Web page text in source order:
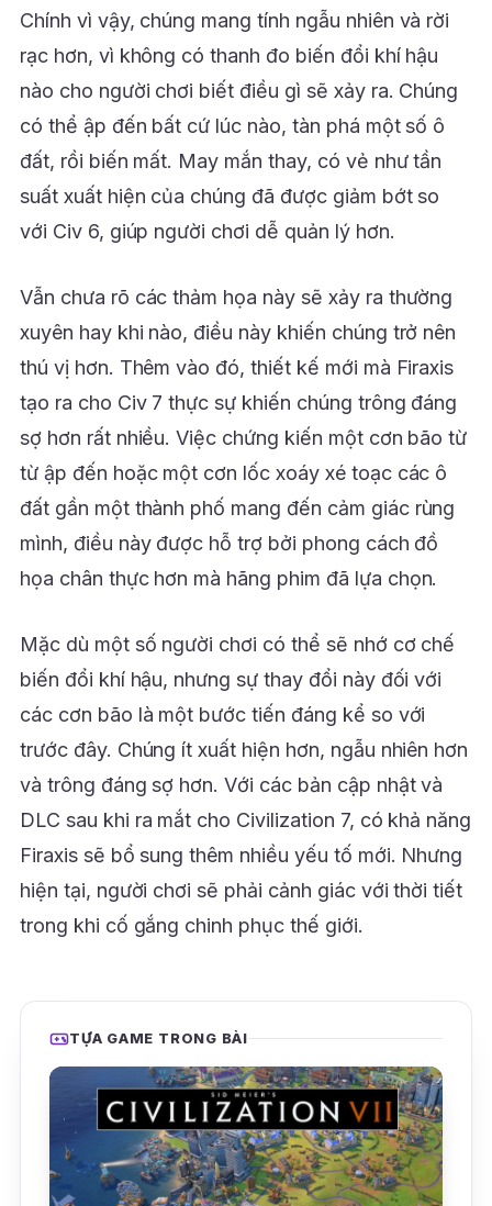
Chính vì vậy, chúng mang tính ngẫu nhiên và rời
rạc hơn, vì không có thanh đo biến đổi khí hậu
nào cho người chơi biết điều gì sẽ xảy ra. Chúng
có thể ập đến bất cứ lúc nào, tàn phá một số ô
đất, rồi biến mất. May mắn thay, có vẻ như tần
suất xuất hiện của chúng đã được giảm bớt so
với Civ 6, giúp người chơi dễ quản lý hơn.
Vẫn chưa rõ các thảm họa này sẽ xảy ra thường
xuyên hay khi nào, điều này khiến chúng trở nên
thú vị hơn. Thêm vào đó, thiết kế mới mà Firaxis
tạo ra cho Civ 7 thực sự khiến chúng trông đáng
sợ hơn rất nhiều. Việc chứng kiến ​​một cơn bão từ
từ ập đến hoặc một cơn lốc xoáy xé toạc các ô
đất gần một thành phố mang đến cảm giác rùng
mình, điều này được hỗ trợ bởi phong cách đồ
họa chân thực hơn mà hãng phim đã lựa chọn.
Mặc dù một số người chơi có thể sẽ nhớ cơ chế
biến đổi khí hậu, nhưng sự thay đổi này đối với
các cơn bão là một bước tiến đáng kể so với
trước đây. Chúng ít xuất hiện hơn, ngẫu nhiên hơn
và trông đáng sợ hơn. Với các bản cập nhật và
DLC sau khi ra mắt cho Civilization 7, có khả năng
Firaxis sẽ bổ sung thêm nhiều yếu tố mới. Nhưng
hiện tại, người chơi sẽ phải cảnh giác với thời tiết
trong khi cố gắng chinh phục thế giới.
TỰA GAME TRONG BÀI